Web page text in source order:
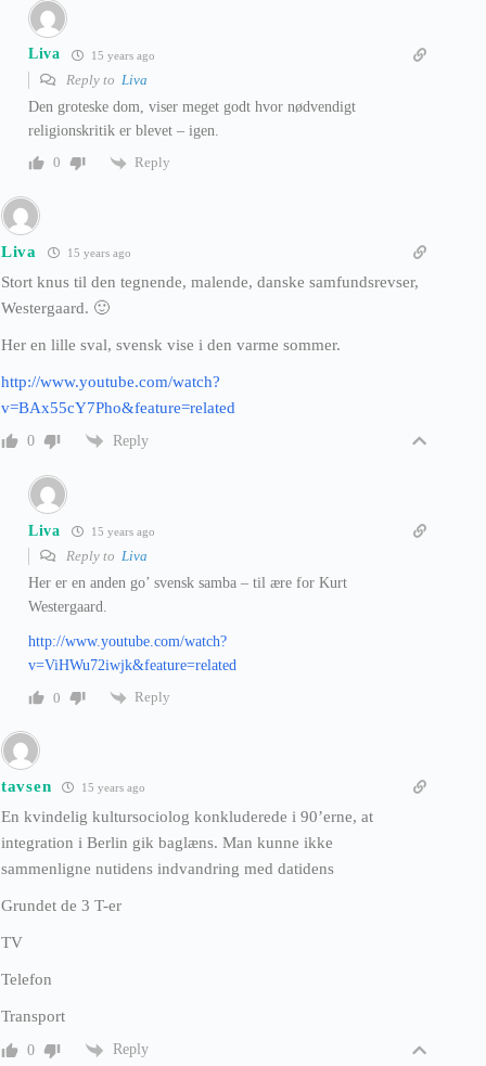
Liva 15 years ago
Reply to Liva
Den groteske dom, viser meget godt hvor nødvendigt
religionskritik er blevet – igen.
0
Reply
Liva 15 years ago
Stort knus til den tegnende, malende, danske samfundsrevser,
Westergaard. 🙂
Her en lille sval, svensk vise i den varme sommer.
http://www.youtube.com/watch?
v=BAx55cY7Pho&feature=related
0 Reply
Liva 15 years ago
Reply to Liva
Her er en anden go’ svensk samba – til ære for Kurt
Westergaard.
http://www.youtube.com/watch?
v=ViHWu72iwjk&feature=related
0
Reply
tavsen 15 years ago
En kvindelig kultursociolog konkluderede i 90’erne, at
integration i Berlin gik baglæns. Man kunne ikke
sammenligne nutidens indvandring med datidens
Grundet de 3 T-er
TV
Telefon
Transport
0 Reply